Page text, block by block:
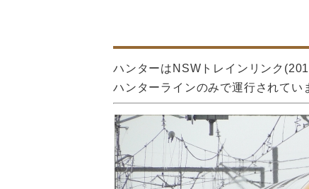
ハンターはNSWトレインリンク
ハンターラインのみで運行されてい